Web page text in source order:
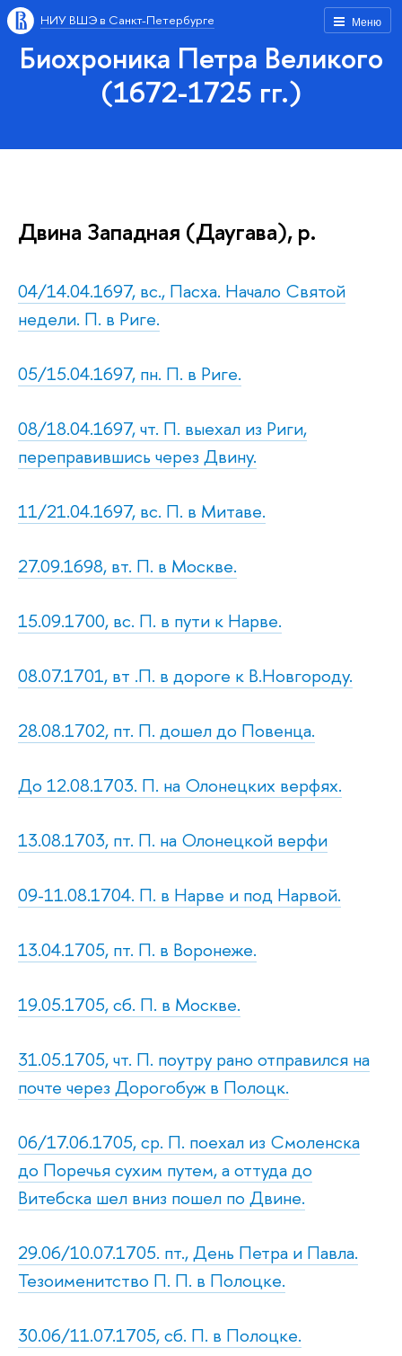
Меню
НИУ ВШЭ в Санкт-Петербурге
Биохроника Петра Великого
(1672-1725 гг.)
Двина Западная (Даугава), р.
04/14.04.1697, вс., Пасха. Начало Святой
недели. П. в Риге.
05/15.04.1697, пн. П. в Риге.
08/18.04.1697, чт. П. выехал из Риги,
переправившись через Двину.
11/21.04.1697, вс. П. в Митаве.
27.09.1698, вт. П. в Москве.
15.09.1700, вс. П. в пути к Нарве.
08.07.1701, вт .П. в дороге к В.Новгороду.
28.08.1702, пт. П. дошел до Повенца.
До 12.08.1703. П. на Олонецких верфях.
13.08.1703, пт. П. на Олонецкой верфи
09-11.08.1704. П. в Нарве и под Нарвой.
13.04.1705, пт. П. в Воронеже.
19.05.1705, сб. П. в Москве.
31.05.1705, чт. П. поутру рано отправился на
почте через Дорогобуж в Полоцк.
06/17.06.1705, ср. П. поехал из Смоленска
до Поречья сухим путем, а оттуда до
Витебска шел вниз пошел по Двине.
29.06/10.07.1705. пт., День Петра и Павла.
Тезоименитство П. П. в Полоцке.
30.06/11.07.1705, сб. П. в Полоцке.